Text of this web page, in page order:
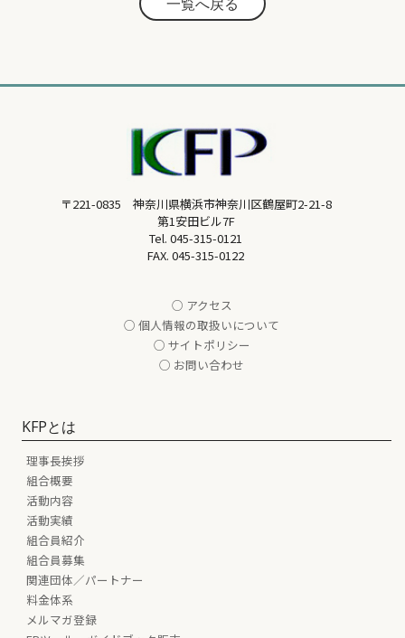
〒221-0835 神奈川県横浜市神奈川区鶴屋町2-21-8
第1安田ビル7F
Tel. 045-315-0121
FAX. 045-315-0122
○ アクセス
○ 個人情報の取扱いについて
○ サイトポリシー
○ お問い合わせ
KFPとは
理事長挨拶
組合概要
活動内容
活動実績
組合員紹介
組合員募集
関連団体／パートナー
料金体系
メルマガ登録